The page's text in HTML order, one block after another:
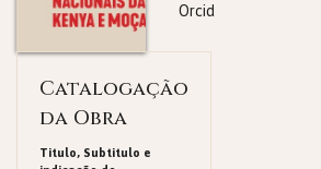
Orcid
Catalogação
da Obra
Titulo, Subtitulo e